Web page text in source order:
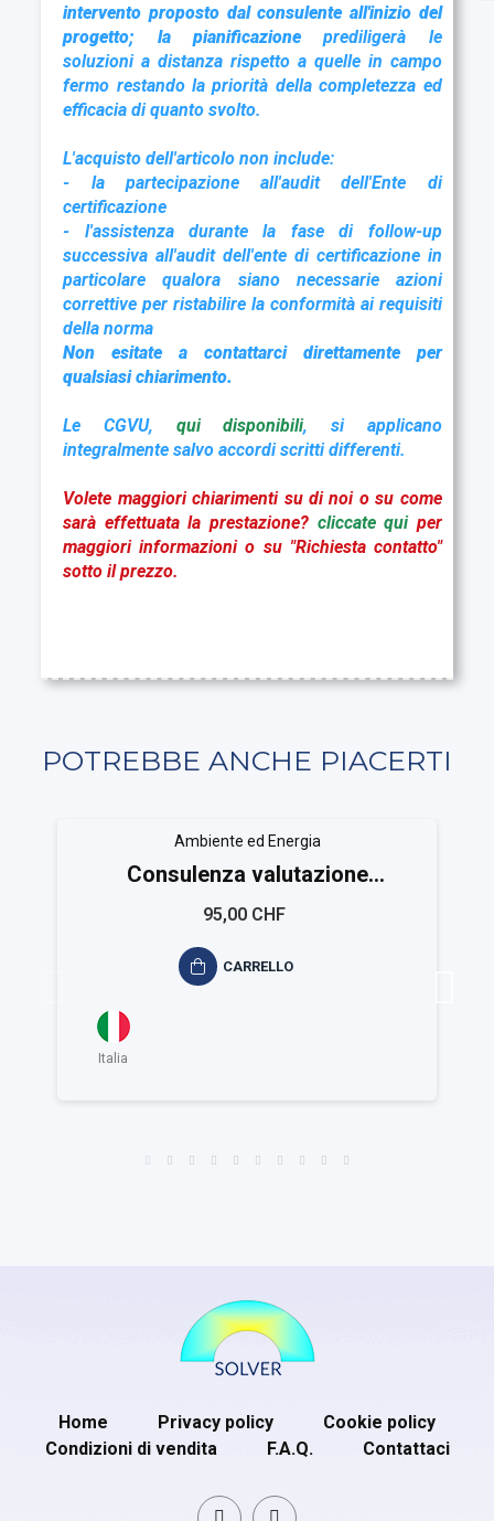
intervento proposto dal consulente all'inizio del
progetto; la pianificazioneprediligerà le
soluzioni a distanza rispetto a quelle in campo
fermo restando la priorità della completezza ed
efficacia di quanto svolto.
L'acquisto dell'articolo non include:
- la partecipazione all'audit dell'Ente di
certificazione
- l'assistenza durante la fase di follow-up
successiva all'audit dell'ente di certificazione in
particolare qualora siano necessarie azioni
correttive per ristabilire la conformità ai requisiti
della norma
Non esitate a contattarci direttamente per
qualsiasi chiarimento.
Le CGVU, qui disponibili, si applicano
integralmente salvo accordi scritti differenti.
Volete maggiori chiarimenti su di noi o su come
sarà effettuata la prestazione? cliccate qui per
maggiori informazioni o su "Richiesta contatto"
sotto il prezzo.
POTREBBE ANCHE PIACERTI
Ambiente ed Energia
Consulenza valutazione
ambientale ISO 14015
95,00 CHF
CARRELLO
Italia
Home Privacy policy
Cookie policy
Condizioni di vendita
F.A.Q. Contattaci